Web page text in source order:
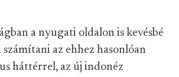
a nyugati oldalon is kevésbé
az ehhez hasonlóan
háttérrel, az új indonéz